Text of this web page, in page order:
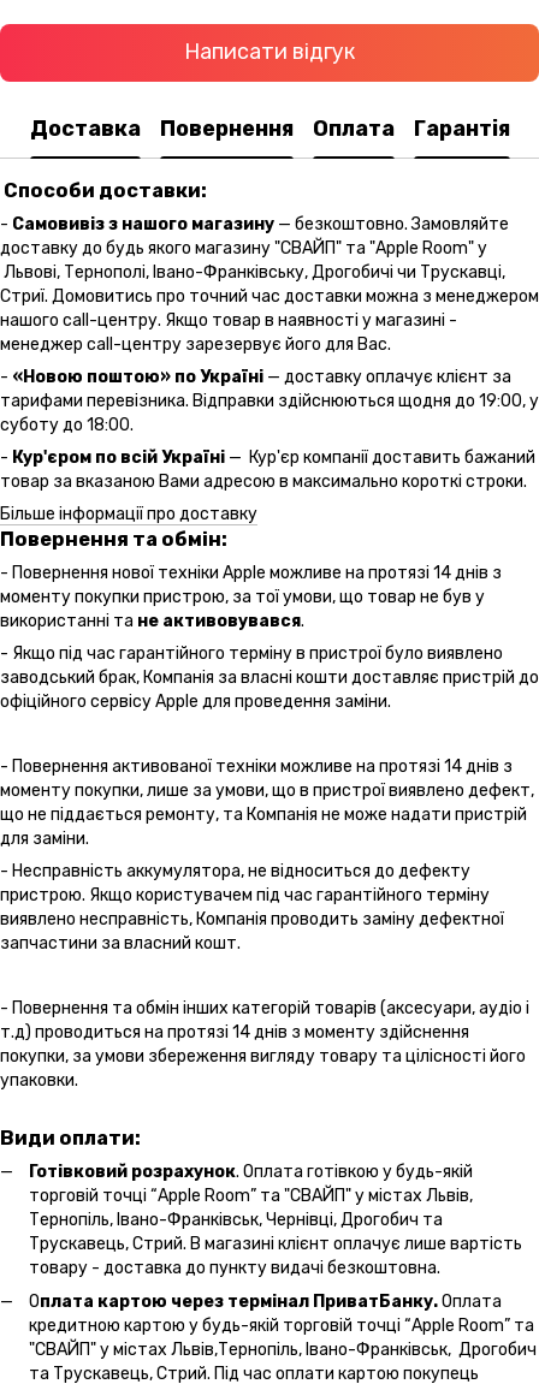
Написати відгук
Доставка Повернення Оплата Гарантія
Способи доставки:
- Самовивіз з нашого магазину — безкоштовно. Замовляйте
доставку до будь якого магазину "СВАЙП" та "Apple Room" у
Львові, Тернополі, Івано-Франківську, Дрогобичі чи Трускавці,
Стриї. Домовитись про точний час доставки можна з менеджером
нашого call-центру. Якщо товар в наявності у магазині -
менеджер call-центру зарезервує його для Вас.
- «Новою поштою» по Україні — доставку оплачує клієнт за
тарифами перевізника. Відправки здійснюються щодня до 19:00, у
суботу до 18:00.
- Кур'єром по всій Україні — Кур'єр компанії доставить бажаний
товар за вказаною Вами адресою в максимально короткі строки.
Більше інформації про доставку
Повернення та обмін:
- Повернення нової техніки Apple можливе на протязі 14 днів з
моменту покупки пристрою, за тої умови, що товар не був у
використанні та не активовувався.
- Якщо під час гарантійного терміну в пристрої було виявлено
заводський брак, Компанія за власні кошти доставляє пристрій до
офіційного сервісу Apple для проведення заміни.
- Повернення активованої техніки можливе на протязі 14 днів з
моменту покупки, лише за умови, що в пристрої виявлено дефект,
що не піддається ремонту, та Компанія не може надати пристрій
для заміни.
- Несправність аккумулятора, не відноситься до дефекту
пристрою. Якщо користувачем під час гарантійного терміну
виявлено несправність, Компанія проводить заміну дефектної
запчастини за власний кошт.
- Повернення та обмін інших категорій товарів (аксесуари, аудіо і
т.д) проводиться на протязі 14 днів з моменту здійснення
покупки, за умови збереження вигляду товару та цілісності його
упаковки.
Види оплати:
Готівковий розрахунок. Оплата готівкою у будь-якій
торговій точці “Apple Room” та "СВАЙП" у містах Львів,
Тернопіль, Івано-Франківськ, Чернівці, Дрогобич та
Трускавець, Стрий. В магазині клієнт оплачує лише вартість
товару - доставка до пункту видачі безкоштовна.
Оплата картою через термінал ПриватБанку.Оплата
кредитною картою у будь-якій торговій точці “Apple Room” та
"СВАЙП" у містах Львів,Тернопіль, Івано-Франківськ, Дрогобич
та Трускавець, Стрий. Під час оплати картою покупець